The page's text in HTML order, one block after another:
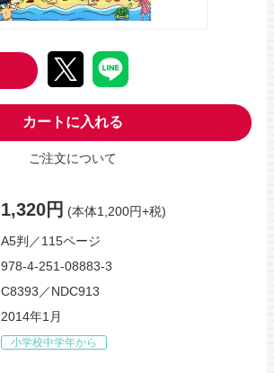
カートに入れる
ご注文について
1,320円 (本体1,200円+税)
A5判／115ページ
978-4-251-08883-3
C8393／NDC913
2014年1月
小学校中学年から